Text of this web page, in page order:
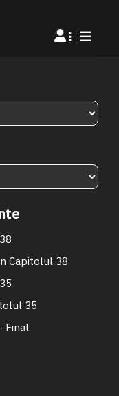
Capitolul 38
35
Final